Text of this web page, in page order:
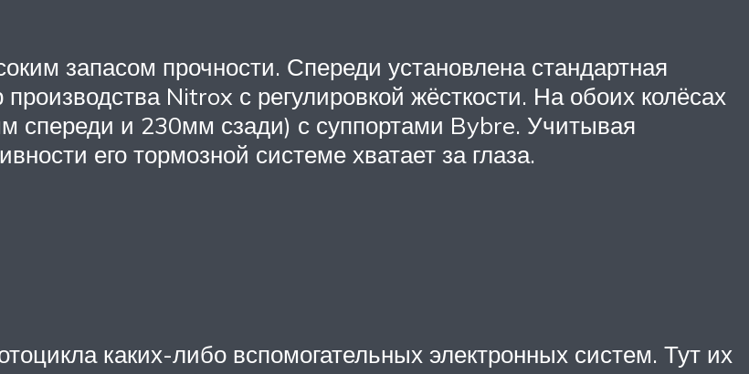
запасом прочности. Спереди установлена стандартная
Nitrox с регулировкой жёсткости. На обоих колёсах
спереди и 230мм сзади) с суппортами Bybre. Учитывая
его тормозной системе хватает за глаза.
каких-либо вспомогательных электронных систем. Тут их